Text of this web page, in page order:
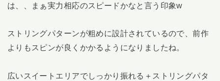
は、、まぁ実力相応のスピードかなと言う印象w
ストリングパターンが粗めに設計されているので、前作
よりもスピンが良くかかるようになりましたね。
広いスイートエリアでしっかり振れる＋ストリングパタ